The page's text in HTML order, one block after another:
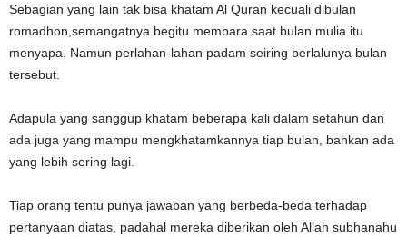
Sebagian yang lain tak bisa khatam Al Quran kecuali dibulan
romadhon,semangatnya begitu membara saat bulan mulia itu
menyapa. Namun perlahan-lahan padam seiring berlalunya bulan
tersebut.
Adapula yang sanggup khatam beberapa kali dalam setahun dan
ada juga yang mampu mengkhatamkannya tiap bulan, bahkan ada
yang lebih sering lagi.
Tiap orang tentu punya jawaban yang berbeda-beda terhadap
pertanyaan diatas, padahal mereka diberikan oleh Allah subhanahu